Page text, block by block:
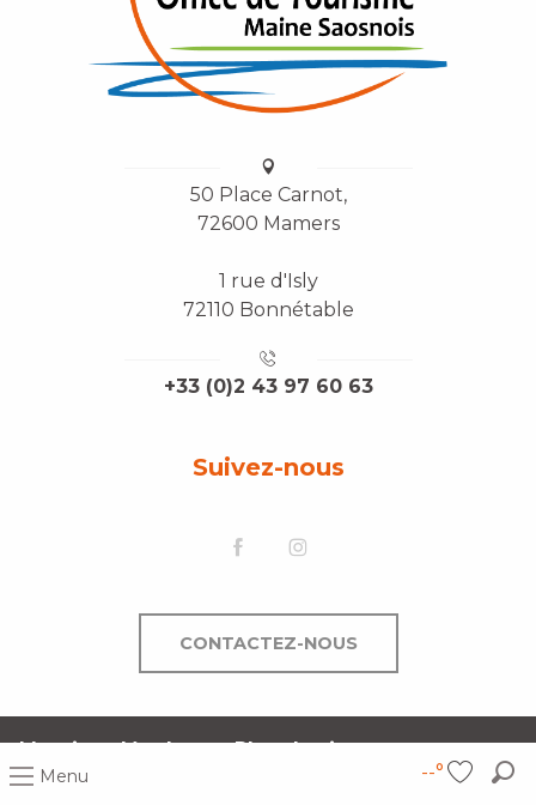
Menu
--°
50 Place Carnot,
72600 Mamers
1 rue d'Isly
72110 Bonnétable
+33 (0)2 43 97 60 63
Suivez-nous
CONTACTEZ-NOUS
Mentions légales Plan du site